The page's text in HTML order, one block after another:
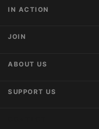
IN ACTION
Action Alerts
JOIN
Activist Network
ABOUT US
About AnimaNaturalis
SUPPORT US